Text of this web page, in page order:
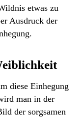
etwas zu
Ausdruck der
diese Einhegung
man in der
der sorgsamen